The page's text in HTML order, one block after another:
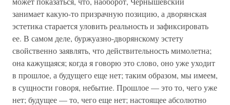
занимает какую-то призрачную позицию, а дворянская
эстетика старается уловить реальность и зафиксировать
ее. В самом деле, буржуазно-дворянскому эстету
свойственно заявлять, что действительность мимолетна;
она кажущаяся; когда я говорю это слово, оно уже уходит
в прошлое, а будущего еще нет; таким образом, мы имеем,
в сущности говоря, небытие. Прошлое — это то, чего уже
нет; будущее — то, чего еще нет; настоящее абсолютно